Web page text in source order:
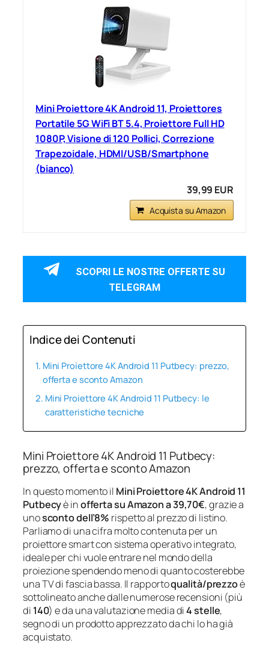
Mini Proiettore 4K Android 11, Proiettores
Portatile 5G WiFi BT 5.4, Proiettore Full HD
1080P, Visione di 120 Pollici, Correzione
Trapezoidale, HDMI/USB/Smartphone
(bianco)
39,99 EUR
Acquista su Amazon
SCOPRI LE NOSTRE OFFERTE SU
TELEGRAM
Indice dei Contenuti
Mini Proiettore 4K Android 11 Putbecy: prezzo,
offerta e sconto Amazon
Mini Proiettore 4K Android 11 Putbecy: le
caratteristiche tecniche
Mini Proiettore 4K Android 11 Putbecy:
prezzo, offerta e sconto Amazon
In questo momento il Mini Proiettore 4K Android 11
Putbecyè inofferta su Amazon a 39,70€, grazie a
unosconto dell’8% rispetto al prezzo di listino.
Parliamo di una cifra molto contenuta per un
proiettore smart con sistema operativo integrato,
ideale per chi vuole entrare nel mondo della
proiezione spendendo meno di quanto costerebbe
una TV di fascia bassa. Il rapportoqualità/prezzoè
sottolineato anche dalle numerose recensioni (più
di 140) e da una valutazione media di4 stelle,
segno di un prodotto apprezzato da chi lo ha già
acquistato.